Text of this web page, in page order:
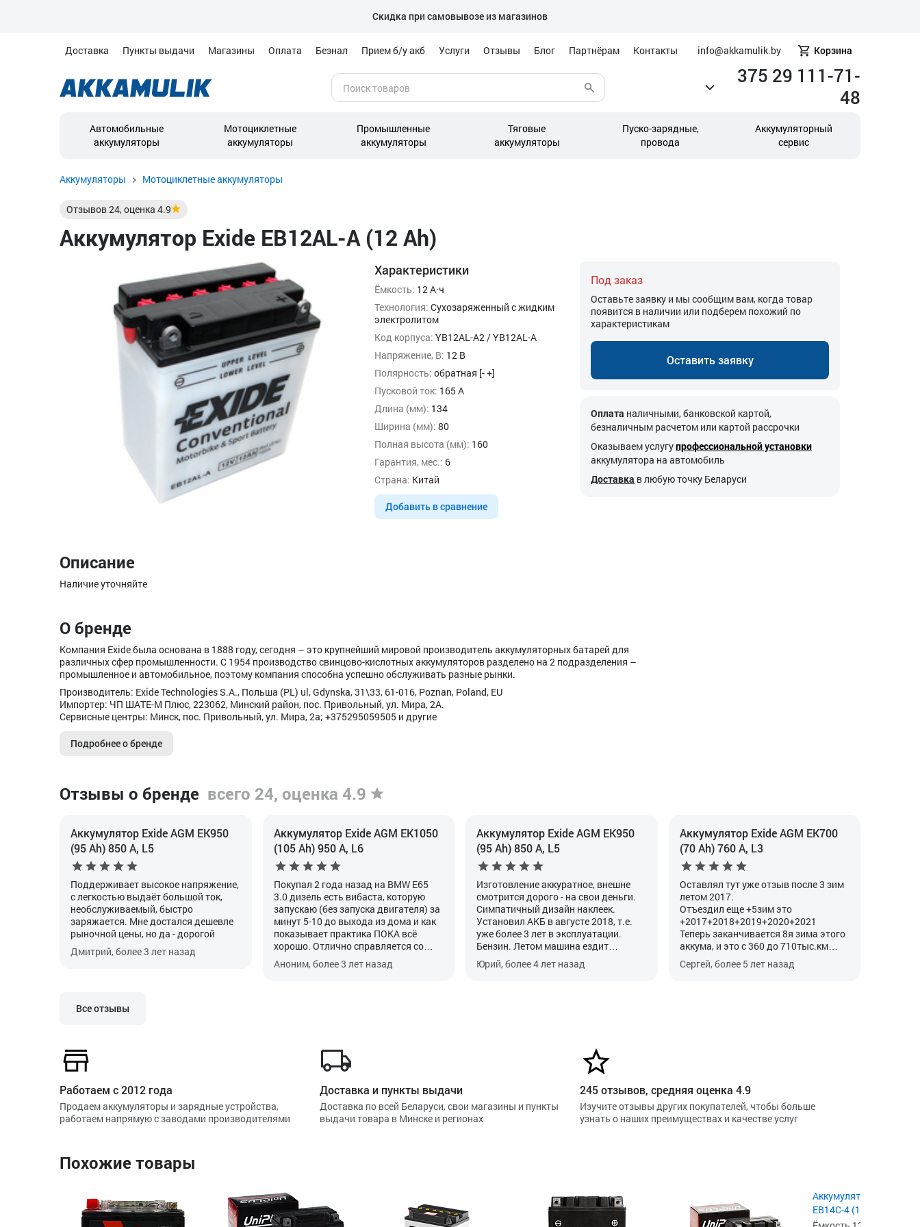
Скидка при самовывозе из магазинов
Доставка Пункты выдачи Магазины Оплата Безнал Прием б/у акб Услуги Отзывы Блог Партнёрам Контакты info@akkamulik.by Корзина
375 29 111-71-
48
Автомобильные
аккумуляторы
Мотоциклетные
аккумуляторы
Промышленные
аккумуляторы
Тяговые
аккумуляторы
Пуско-зарядные,
провода
Аккумуляторный
сервис
Аккумуляторы Мотоциклетные аккумуляторы
Отзывов24, оценка 4.9
Аккумулятор Exide EB12AL-A (12 Ah)
Характеристики
Ёмкость: 12 А·ч
Технология: Сухозаряженный с жидким
электролитом
Код корпуса: YB12AL-A2 / YB12AL-A
Напряжение, В: 12 В
Полярность: обратная [- +]
Пусковой ток: 165 А
Длина (мм): 134
Ширина (мм): 80
Полная высота (мм): 160
Гарантия, мес.: 6
Страна: Китай
Добавить в сравнение
Под заказ
Оставьте заявку и мы сообщим вам, когда товар
появится в наличии или подберем похожий по
характеристикам
Оставить заявку
Оплата наличными, банковской картой,
безналичным расчетом или картой рассрочки
Оказываем услугупрофессиональной установки
аккумулятора на автомобиль
Доставка в любую точку Беларуси
Описание
Наличие уточняйте
О бренде
Компания Exide была основана в 1888 году, сегодня – это крупнейший мировой производитель аккумуляторных батарей для
различных сфер промышленности. C 1954 производство свинцово-кислотных аккумуляторов разделено на 2 подразделения –
промышленное и автомобильное, поэтому компания способна успешно обслуживать разные рынки.
Производитель: Exide Technologies S.A., Польша (PL) ul, Gdynska, 31\33, 61-016, Poznan, Poland, EU
Импортер: ЧП ШАТЕ-М Плюс, 223062, Минский район, пос. Привольный, ул. Мира, 2А.
Сервисные центры: Минск, пос. Привольный, ул. Мира, 2а; +375295059505 и другие
Подробнее о бренде
Отзывы о бренде всего 24, оценка 4.9
Аккумулятор Exide AGM EK950
(95 Ah) 850 А, L5
Поддерживает высокое напряжение,
с легкостью выдаёт большой ток,
необслуживаемый, быстро
заряжается. Мне достался дешевле
рыночной цены, но да - дорогой
Дмитрий, более 3 лет назад
Аккумулятор Exide AGM EK1050
(105 Ah) 950 А, L6
Покупал 2 года назад на BMW E65
3.0 дизель есть вибаста, которую
запускаю (без запуска двигателя) за
минут 5-10 до выхода из дома и как
показывает практика ПОКА всё
хорошо. Отлично справляется со
своей функцией. Главное его
прописать после установки, хотя это
Аноним, более 3 лет назад
Аккумулятор Exide AGM EK950
(95 Ah) 850 А, L5
Изготовление аккуратное, внешне
смотрится дорого - на свои деньги.
Симпатичный дизайн наклеек.
Установил АКБ в августе 2018, т.е.
уже более 3 лет в эксплуатации.
Бензин. Летом машина ездит
каждый день, зимой используется в
основном по выходным раз в 1-2
Юрий, более 4 лет назад
Аккумулятор Exide AGM EK700
(70 Ah) 760 А, L3
Оставлял тут уже отзыв после 3 зим
летом 2017.
Отъездил еще +5зим это
+2017+2018+2019+2020+2021
Теперь заканчивается 8я зима этого
аккума, и это с 360 до 710тыс.км
итого 350тыс.км на 2,0ТДИ Пассат
Б6.
потом как генератор дает (13,8-14,5) .
До -12гр крутит и сейчас бодро, пуск
с первого оборота, напряжение
падение на 4В, в молодости на 2В
было падение....
Вот в -17-21гр чувствуется старение -
Сергей, более 5 лет назад
Все отзывы
Работаем с 2012 года
Продаем аккумуляторы и зарядные устройства,
работаем напрямую с заводами производителями
Доставка и пункты выдачи
Доставка по всей Беларуси, свои магазины и пункты
выдачи товара в Минске и регионах
245 отзывов, средняя оценка 4.9
Изучите отзывы других покупателей, чтобы больше
узнать о наших преимуществах и качестве услуг
Похожие товары
Аккумулятор UniPLUS
EB14C-4 (12 Ah) YTX14